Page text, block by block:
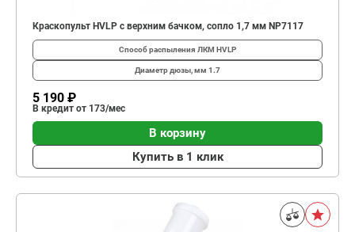
Краскопульт HVLP с верхним бачком, сопло 1,7 мм NP7117
Способ распыления ЛКМ HVLP
Диаметр дюзы, мм 1.7
5 190 ₽
В кредит от 173/мес
В корзину
Купить в 1 клик